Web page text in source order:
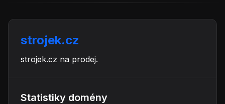
strojek.cz
strojek.cz na prodej.
Statistiky domény